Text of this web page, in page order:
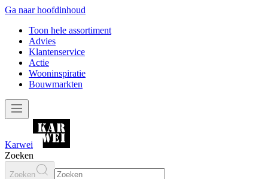
Ga naar hoofdinhoud
Toon hele assortiment
Advies
Klantenservice
Actie
Wooninspiratie
Bouwmarkten
Karwei
Zoeken
Zoeken